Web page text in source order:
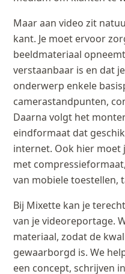
Maar aan video zit
kant. Je moet ervoor
beeldmateriaal
verstaanbaar is en dat
onderwerp enkele
camerastandpunten,
Daarna volgt het
eindformaat dat
internet. Ook hier moet
met
van mobiele toestellen,
Bij Mixette kan je
van je videoreportage.
materiaal, zodat de
gewaarborgd is. We
een concept, schrijven